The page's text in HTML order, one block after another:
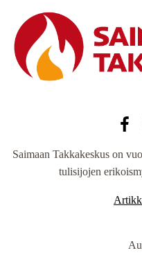
Saimaan Takkakeskus on
tulisijojen